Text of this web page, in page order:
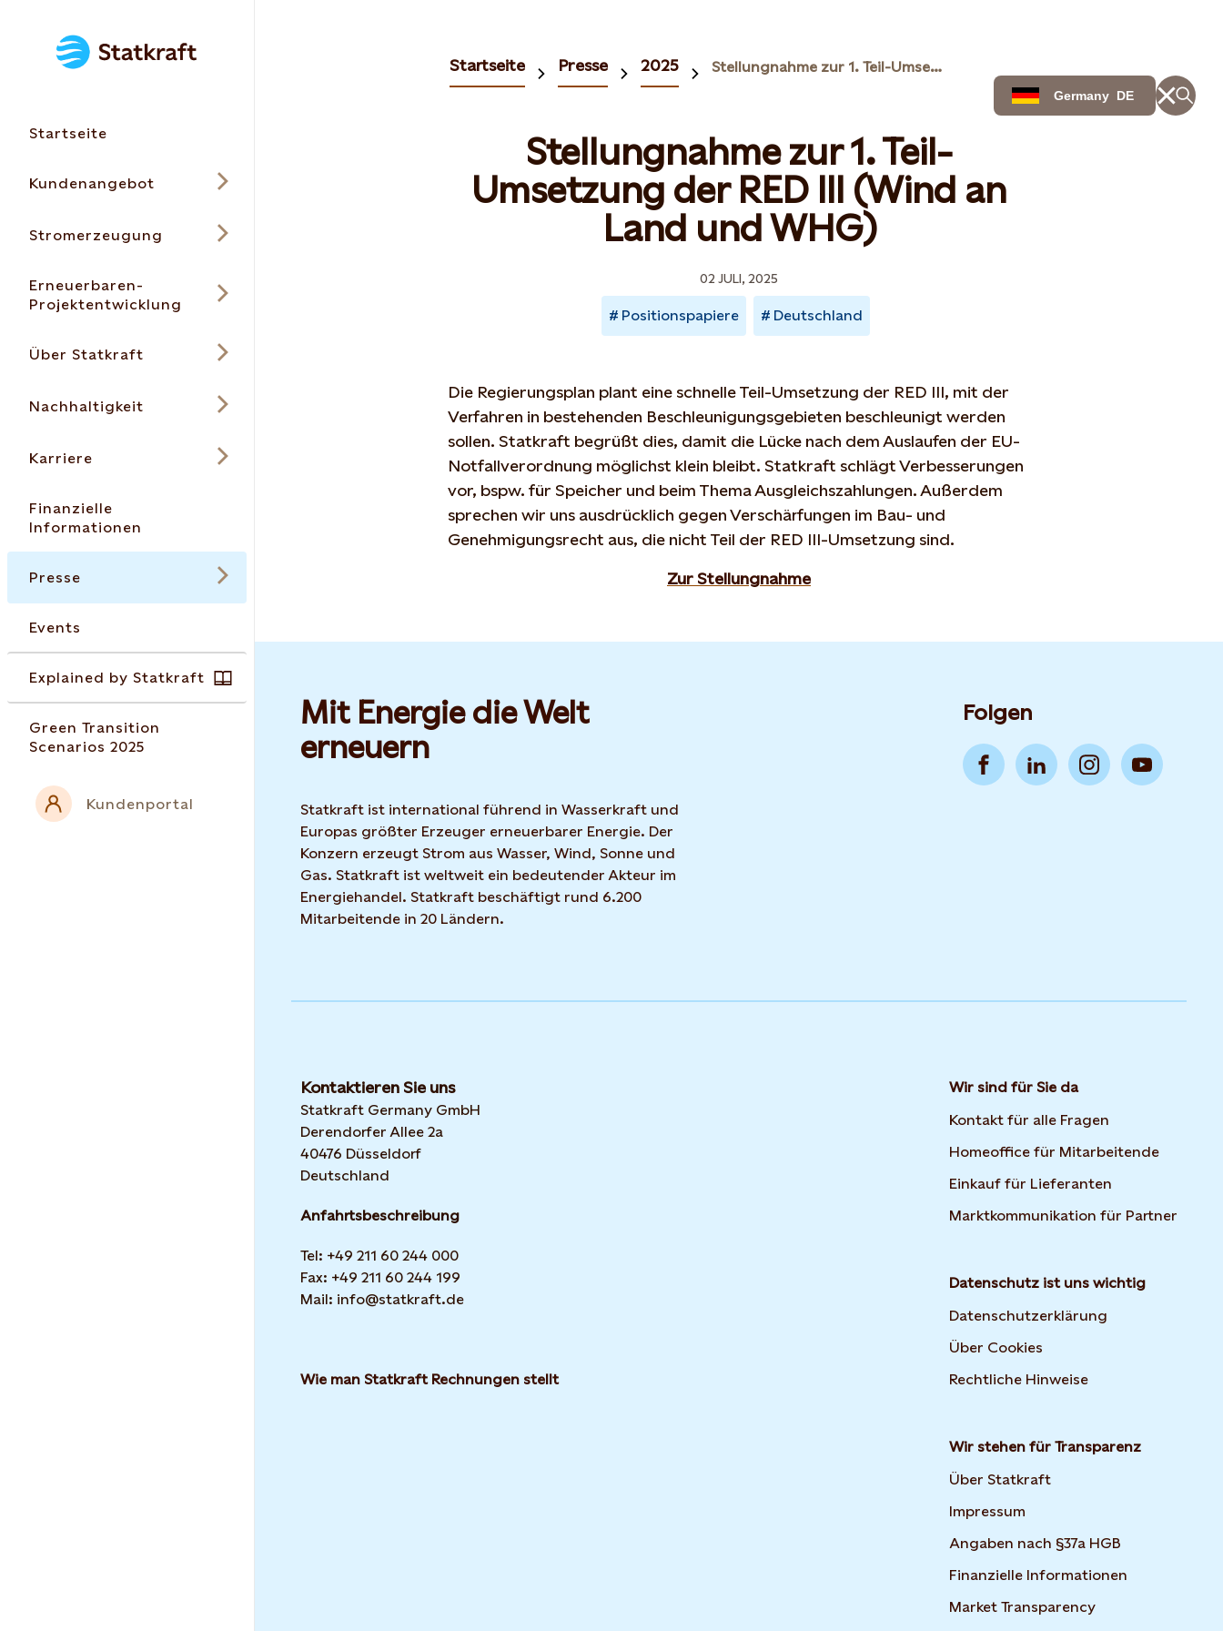
Startseite
Kundenangebot
Stromerzeugung
Erneuerbaren-
Projektentwicklung
Über Statkraft
Nachhaltigkeit
Karriere
Finanzielle
Informationen
Presse
Events
Explained by Statkraft
Green Transition
Scenarios 2025
Kundenportal
Germany DE
Startseite Presse 2025 Stellungnahme zur 1. Teil-Umsetzung der RED III (Wind an Land und WHG)
Stellungnahme zur 1. Teil-
Umsetzung der RED III (Wind an
Land und WHG)
02 JULI, 2025
Positionspapiere Deutschland
Die Regierungsplan plant eine schnelle Teil-Umsetzung der RED III, mit der
Verfahren in bestehenden Beschleunigungsgebieten beschleunigt werden
sollen. Statkraft begrüßt dies, damit die Lücke nach dem Auslaufen der EU-
Notfallverordnung möglichst klein bleibt. Statkraft schlägt Verbesserungen
vor, bspw. für Speicher und beim Thema Ausgleichszahlungen. Außerdem
sprechen wir uns ausdrücklich gegen Verschärfungen im Bau- und
Genehmigungsrecht aus, die nicht Teil der RED III-Umsetzung sind.
Zur Stellungnahme
Mit Energie die Welt
erneuern
Statkraft ist international führend in Wasserkraft und
Europas größter Erzeuger erneuerbarer Energie. Der
Konzern erzeugt Strom aus Wasser, Wind, Sonne und
Gas. Statkraft ist weltweit ein bedeutender Akteur im
Energiehandel. Statkraft beschäftigt rund 6.200
Mitarbeitende in 20 Ländern.
Folgen
Kontaktieren Sie uns
Statkraft Germany GmbH
Derendorfer Allee 2a
40476 Düsseldorf
Deutschland
Anfahrtsbeschreibung
Tel: +49 211 60 244 000
Fax: +49 211 60 244 199
Mail: info@statkraft.de
Wie man Statkraft Rechnungen stellt
Wir sind für Sie da
Kontakt für alle Fragen
Homeoffice für Mitarbeitende
Einkauf für Lieferanten
Marktkommunikation für Partner
Datenschutz ist uns wichtig
Datenschutzerklärung
Über Cookies
Rechtliche Hinweise
Wir stehen für Transparenz
Über Statkraft
Impressum
Angaben nach §37a HGB
Finanzielle Informationen
Market Transparency